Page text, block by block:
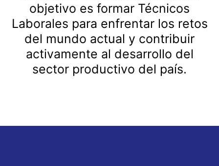
objetivo es formar Técnicos
Laborales para enfrentar los retos
del mundo actual y contribuir
activamente al desarrollo del
sector productivo del país.